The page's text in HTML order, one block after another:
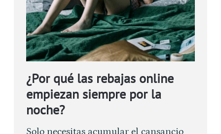
¿Por qué las rebajas online
empiezan siempre por la
noche?
Solo necesitas acumular el cansancio